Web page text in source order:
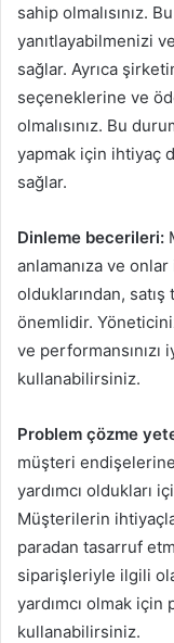
sahip olmalısınız.
yanıtlayabilmenizi
sağlar. Ayrıca
seçeneklerine ve
olmalısınız. Bu
yapmak için ihtiyaç
sağlar.
Dinleme becerileri:
anlamanıza ve
olduklarından,
önemlidir.
ve
kullanabilirsiniz.
Problem çözme
müşteri
yardımcı oldukları
Müşterilerin
paradan tasarruf
siparişleriyle ilgili
yardımcı olmak
kullanabilirsiniz.